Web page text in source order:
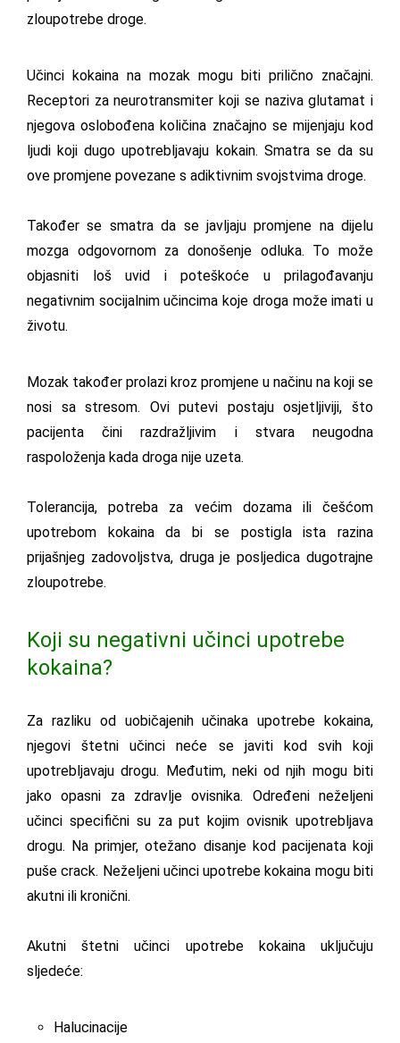
zloupotrebe droge.
Učinci kokaina na mozak mogu biti prilično značajni.
Receptori za neurotransmiter koji se naziva glutamat i
njegova oslobođena količina značajno se mijenjaju kod
ljudi koji dugo upotrebljavaju kokain. Smatra se da su
ove promjene povezane s adiktivnim svojstvima droge.
Također se smatra da se javljaju promjene na dijelu
mozga odgovornom za donošenje odluka. To može
objasniti loš uvid i poteškoće u prilagođavanju
negativnim socijalnim učincima koje droga može imati u
životu.
Mozak također prolazi kroz promjene u načinu na koji se
nosi sa stresom. Ovi putevi postaju osjetljiviji, što
pacijenta čini razdražljivim i stvara neugodna
raspoloženja kada droga nije uzeta.
Tolerancija, potreba za većim dozama ili češćom
upotrebom kokaina da bi se postigla ista razina
prijašnjeg zadovoljstva, druga je posljedica dugotrajne
zloupotrebe.
Koji su negativni učinci upotrebe
kokaina?
Za razliku od uobičajenih učinaka upotrebe kokaina,
njegovi štetni učinci neće se javiti kod svih koji
upotrebljavaju drogu. Međutim, neki od njih mogu biti
jako opasni za zdravlje ovisnika. Određeni neželjeni
učinci specifični su za put kojim ovisnik upotrebljava
drogu. Na primjer, otežano disanje kod pacijenata koji
puše crack. Neželjeni učinci upotrebe kokaina mogu biti
akutni ili kronični.
Akutni štetni učinci upotrebe kokaina uključuju
sljedeće:
Halucinacije